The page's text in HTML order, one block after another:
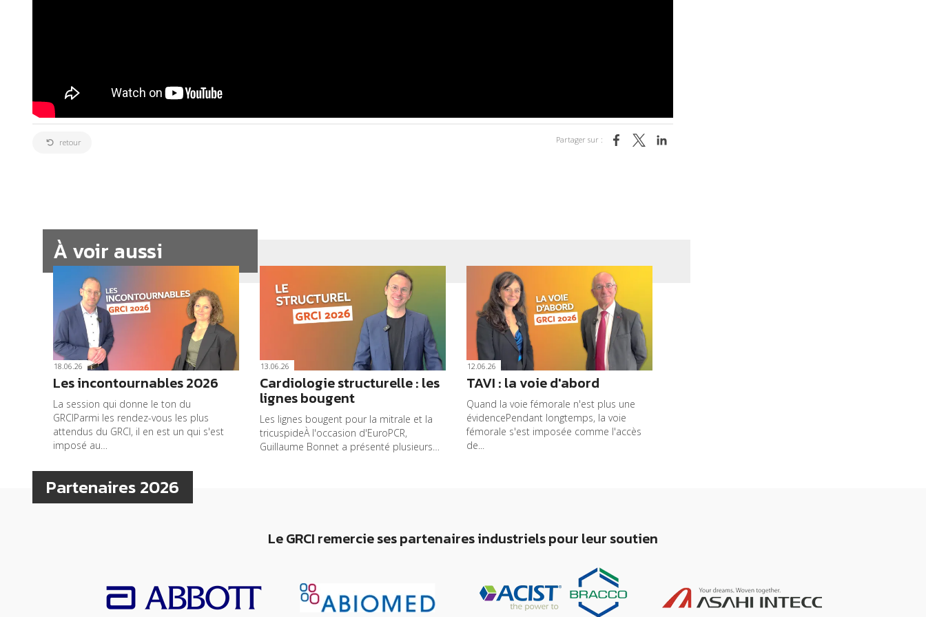
retour Partager sur :
À voir aussi
18.06.26
Les incontournables 2026
La session qui donne le ton du
GRCIParmi les rendez-vous les plus
attendus du GRCI, il en est un qui s'est
imposé au…
13.06.26
Cardiologie structurelle : les
lignes bougent
Les lignes bougent pour la mitrale et la
tricuspideÀ l'occasion d'EuroPCR,
Guillaume Bonnet a présenté plusieurs…
12.06.26
TAVI : la voie d'abord
Quand la voie fémorale n'est plus une
évidencePendant longtemps, la voie
fémorale s'est imposée comme l'accès
de...
Partenaires 2026
Le GRCI remercie ses partenaires industriels pour leur soutien